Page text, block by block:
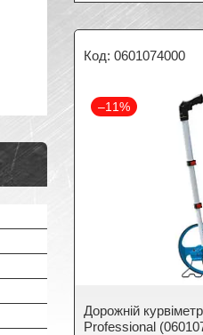
0601074000
–11%
Дорожній
Professional